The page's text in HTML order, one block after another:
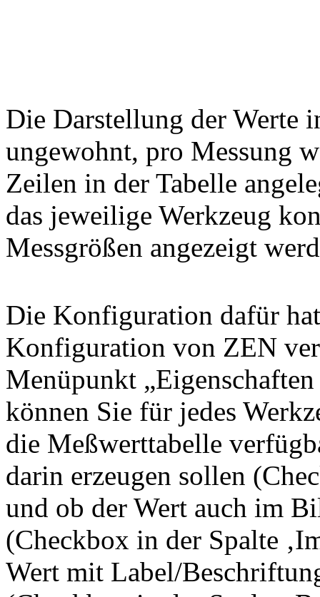
Die Darstellung der Werte
ungewohnt, pro Messung
Zeilen in der Tabelle
das jeweilige Werkzeug
Messgrößen angezeigt
Die Konfiguration dafür
Konfiguration von ZEN
Menüpunkt
können Sie für jedes
die Meßwerttabelle
darin erzeugen sollen
und ob der Wert auch im
(Checkbox in der Spalte
Wert mit Label/